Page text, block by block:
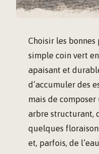
Choisir les
simple coin vert en
apaisant et
d’accumuler des
mais de
arbre structurant,
quelques
et, parfois, de